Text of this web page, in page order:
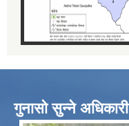
गुनासो सुन्ने अधिकारी